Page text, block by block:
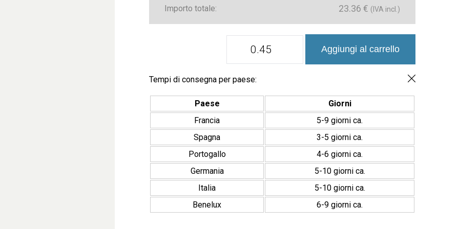
Importo totale: 23.36 € (IVA incl.)
Serie
Porcelánico
quantità
Aggiungi al carrello
Tempi di consegna per paese:
Paese
Giorni
Francia
5-9 giorni ca.
Spagna
3-5 giorni ca.
Portogallo
4-6 giorni ca.
Germania
5-10 giorni ca.
Italia
5-10 giorni ca.
Benelux
6-9 giorni ca.